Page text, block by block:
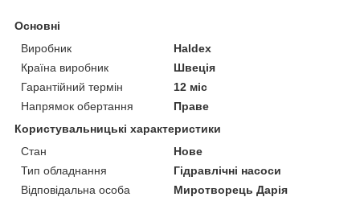
Основні
Виробник
Haldex
Країна виробник
Швеція
Гарантійний термін
12 міс
Напрямок обертання
Праве
Користувальницькі характеристики
Стан
Нове
Тип обладнання
Гідравлічні насоси
Відповідальна особа
Миротворець Дарія